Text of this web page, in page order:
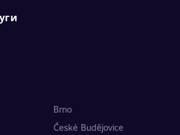
Brno
České Budějovice